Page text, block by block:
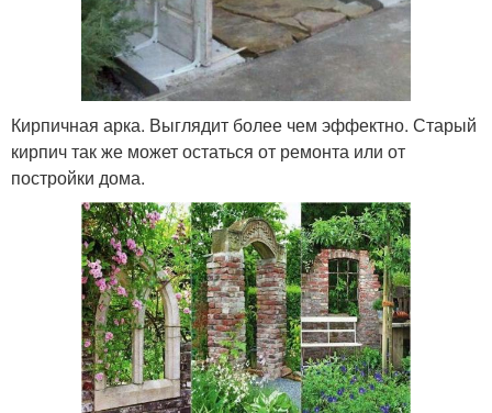
Кирпичная арка. Выглядит более чем эффектно. Старый
кирпич так же может остаться от ремонта или от
постройки дома.